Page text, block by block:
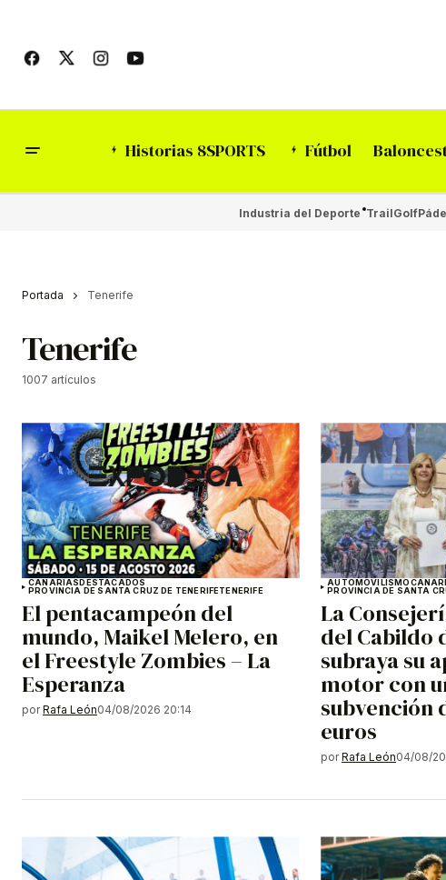
Historias 8SPORTS Fútbol
Industria del Deporte TrailGolf
Portada Tenerife
Tenerife
1007 artículos
CANARIASDESTACADOS
PROVINCIA DE SANTA CRUZ DE TENERIFETENERIFE
El pentacampeón del
mundo, Maikel Melero, en
el Freestyle Zombies – La
Esperanza
por Rafa León04/08/2026 20:14
AUTOMOVILISMO
PROVINCIA DE SANTA
La
del Cabildo
subraya su
motor con
subvención
euros
por Rafa León04/08/